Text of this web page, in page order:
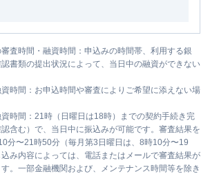
査時間・融資時間：申込みの時間帯、利用する銀
書類の提出状況によって、当日中の融資ができない
時間：お申込時間や審査によりご希望に添えない場
時間：21時（日曜日は18時）までの契約手続き完
含む）で、当日中に振込みが可能です。審査結果を
分〜21時50分（毎月第3日曜日は、8時10分〜19
み内容によっては、電話またはメールで審査結果が
。一部金融機関および、メンテナンス時間等を除き